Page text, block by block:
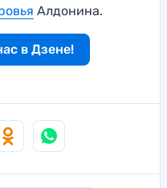
Алдонина.
в Дзене!